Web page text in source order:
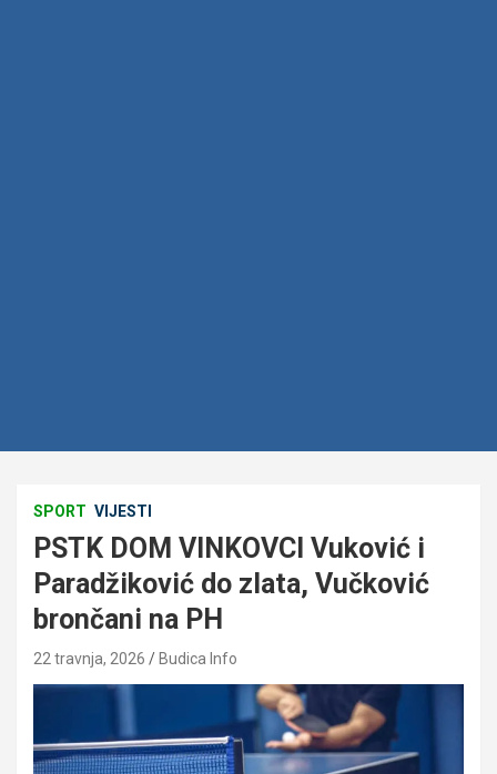
SPORT VIJESTI
PSTK DOM VINKOVCI Vuković i
Paradžiković do zlata, Vučković
brončani na PH
22 travnja, 2026 Budica Info